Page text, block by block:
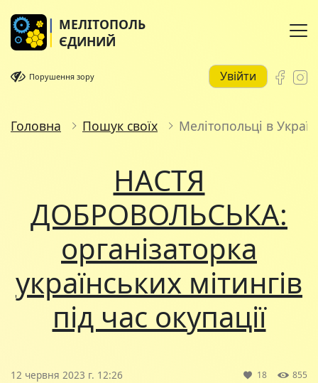
МЕЛІТОПОЛЬ
ЄДИНИЙ
Порушення зору Увійти
Головна Пошук своїх Мелітопольці в
НАСТЯ
ДОБРОВОЛЬСЬКА:
організаторка
українських мітингів
під час окупації
12 червня 2023 г. 12:26 18 855